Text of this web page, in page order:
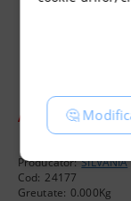
1 buc.
Atentie: setul nu
Producător: SILVANIA
Cod: 24177
Greutate: 0.000Kg
🤔